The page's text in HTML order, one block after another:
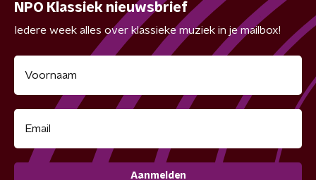
NPO Klassiek nieuwsbrief
Iedere week alles over klassieke muziek in je mailbox!
Aanmelden